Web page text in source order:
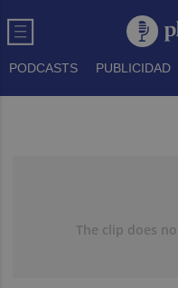
PODCASTS PUBLICIDAD